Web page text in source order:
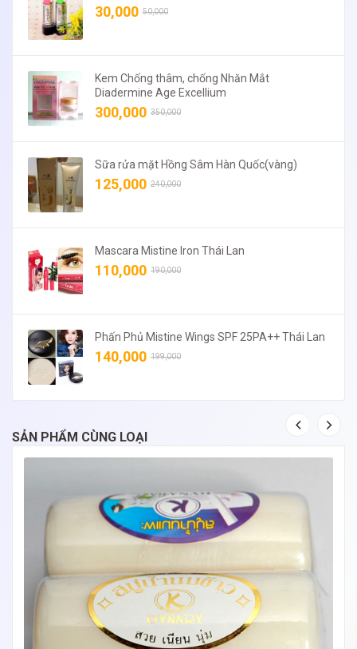
30,000 50,000
Kem Chống thâm, chống Nhăn Mắt
Diadermine Age Excellium
300,000 350,000
Sữa rửa mặt Hồng Sâm Hàn Quốc(vàng)
125,000 240,000
Mascara Mistine Iron Thái Lan
110,000 190,000
Phấn Phủ Mistine Wings SPF 25PA++ Thái Lan
140,000 199,000
SẢN PHẨM CÙNG LOẠI